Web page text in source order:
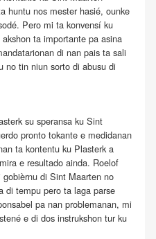
huntu nos mester hasié, ounke
Pero mi ta konvensí ku
ta importante pa asina
di nan pais ta sali
no tin niun sorto di abusu di
su speransa ku Sint
pronto tokante e medidanan
ta kontentu ku Plasterk a
e resultado ainda. Roelof
di Sint Maarten no
di tempu pero ta laga parse
pa nan problemanan, mi
e di dos instrukshon tur ku